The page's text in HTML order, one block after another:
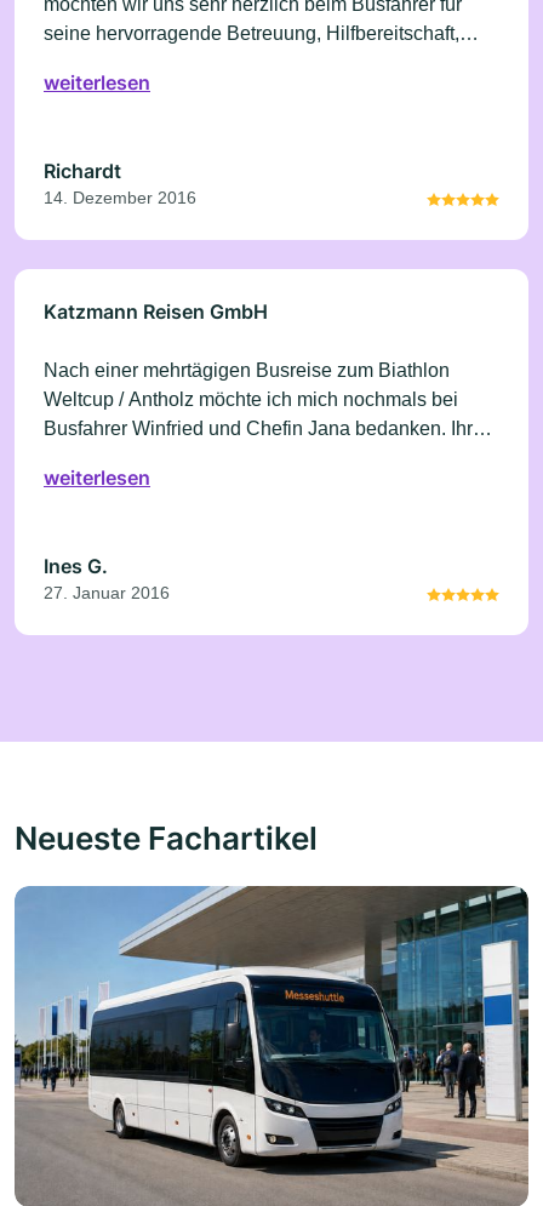
möchten wir uns sehr herzlich beim Busfahrer für
seine hervorragende Betreuung, Hilfbereitschaft,
bedanken. Mit Abstand unsere beste Busreise in den
weiterlesen
Richardt
14. Dezember 2016
Katzmann Reisen GmbH
Nach einer mehrtägigen Busreise zum Biathlon
Weltcup / Antholz möchte ich mich nochmals bei
Busfahrer Winfried und Chefin Jana bedanken. Ihr
gebracht. Wir hatten TOP!!! Plätze im Stadion...
weiterlesen
Ines G.
27. Januar 2016
Neueste Fachartikel